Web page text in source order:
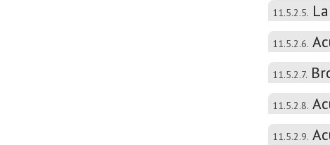
11.5.2.5.
11.5.2.6.
11.5.2.7.
11.5.2.8.
11.5.2.9.